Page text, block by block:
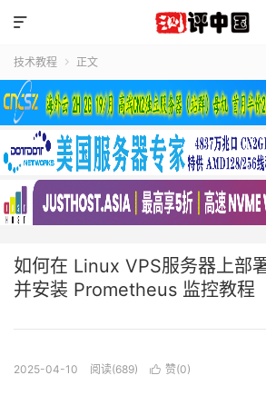

技术教程  正文
如何在 Linux VPS服务器上部
并安装 Prometheus 监控教程
2025-04-10 阅读(689)  赞(0)